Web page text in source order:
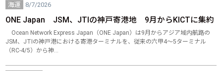
海運 8/7/2026
ONE Japan JSM、JTIの神戸寄港地 9月からKICTに集約
Ocean Network Express Japan（ONE Japan）は9月からアジア域内航路の
JSM、JTIの神戸港における寄港ターミナルを、従来の六甲4～5ターミナル
（RC‑4/5）から神…